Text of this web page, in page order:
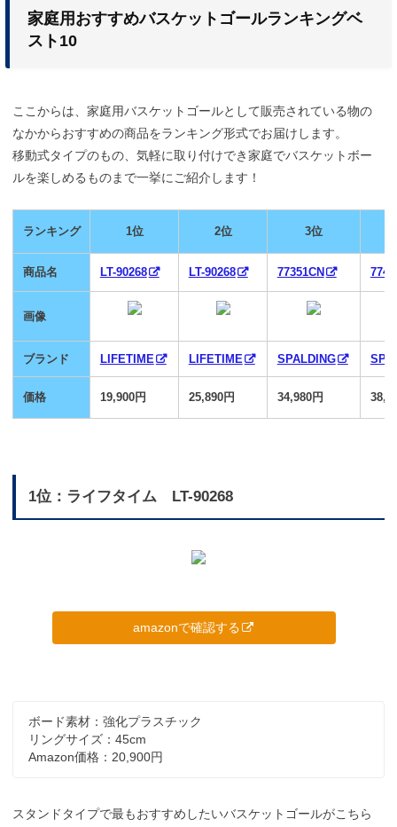
家庭用おすすめバスケットゴールランキングベ
スト10
ここからは、家庭用バスケットゴールとして販売されている物の
なかからおすすめの商品をランキング形式でお届けします。
移動式タイプのもの、気軽に取り付けでき家庭でバスケットボー
ルを楽しめるものまで一挙にご紹介します！
ランキング 1位 2位 3位
商品名 LT-90268 LT-90268 77351CN
画像
ブランド LIFETIME LIFETIME SPALDING
価格 19,900円 25,890円 34,980円
1位：ライフタイム LT-90268
amazonで確認する
ボード素材：強化プラスチック
リングサイズ：45cm
Amazon価格：20,900円
スタンドタイプで最もおすすめしたいバスケットゴールがこちら